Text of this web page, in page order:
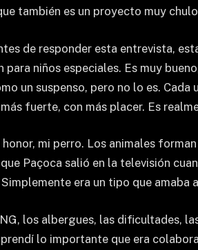
también es un proyecto muy
de responder esta entrevista,
niños especiales. Es muy
un suspenso, pero no lo es.
fuerte, con más placer. Es
mi perro. Los animales
Paçoca salió en la televisión
era un tipo que amaba
los albergues, las dificultades,
lo importante que era